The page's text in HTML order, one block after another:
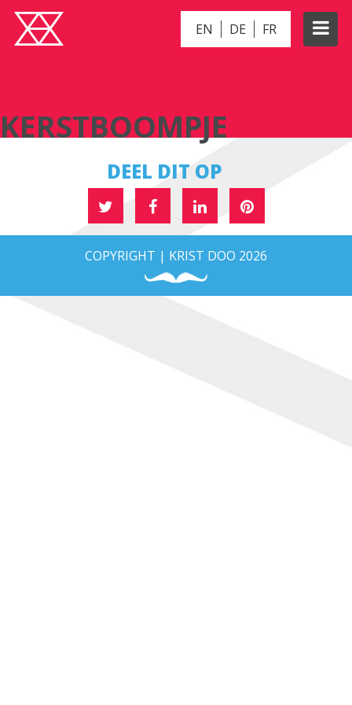
EN DE FR
KERSTBOOMPJE
DEEL DIT OP
COPYRIGHT | KRIST DOO 2026